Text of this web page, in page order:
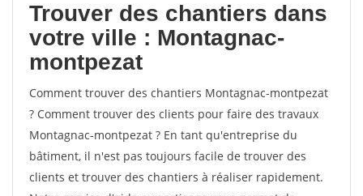
Trouver des chantiers dans
votre ville : Montagnac-
montpezat
Comment trouver des chantiers Montagnac-montpezat
? Comment trouver des clients pour faire des travaux
Montagnac-montpezat ? En tant qu'entreprise du
bâtiment, il n'est pas toujours facile de trouver des
clients et trouver des chantiers à réaliser rapidement.